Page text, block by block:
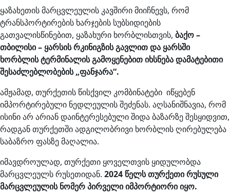
ყაზახეთის მარცვლეულის კავშირი მიიჩნევს, რომ
ტრანსპორტირების ხარჯების სუბსიდიების
გათვალისწინებით, ყაზახური ხორბლისთვის, ბაქო –
თბილისი – ყარსის რკინიგზის გავლით და ყარსში
ხორბლის ტერმინალის გამოყენებით იხსნება დამატებითი
შესაძლებლობების „ფანჯარა“.
ამჟამად, თურქეთის წისქვილ კომბინატები იწყებენ
იმპორტირებული ნედლეულის შეძენას. აღსანიშნავია, რომ
ისინი არ არიან დაინტერესებული შიდა ბაზარზე შესყიდვით,
რადგან თურქეთში ადგილობრივი ხორბლის ღირებულება
საბაზრო ფასზე მაღალია.
იმავდროულად, თურქეთი ყოველთვის ყიდულობდა
მარცვლეულს რუსეთიდან. 2024 წელს თურქეთი რუსული
მარცვლეულის ნომერ პირველი იმპორტიორი იყო.